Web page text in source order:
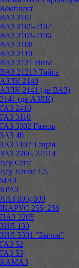
Комплект
ВАЗ 2101
ВАЗ 2105-2107
ВАЗ 2103-2106
ВАЗ 2108
ВАЗ 2110
ВАЗ 2121 Нива
ВАЗ 21213 Тайга
АЗЛК 2140
АЗЛК 2141 (дв ВАЗ)
2141 (дв АЗЛК)
ГАЗ 2410
ГАЗ 3110
ГАЗ 3302 Газель
ЗАЗ 40
ЗАЗ 1102 Таврія
УАЗ 2206, 31514
Деу Сенс
Деу Ланос 1,5
МАЗ
КРАЗ
ЛАЗ 695; 699
ІКАРУС 255; 256
ПАЗ 3205
ЗИЛ 130
ЗИЛ 5301 "Бычок"
ГАЗ 52
ГАЗ 53
КАМАЗ